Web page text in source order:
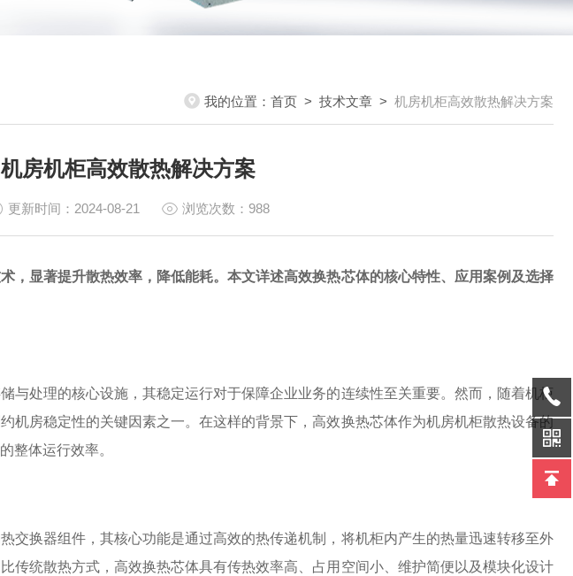
我的位置： 首页 > 技术文章 > 机房机柜高效散热解决方案
机房机柜高效散热解决方案
更新时间：2024-08-21 浏览次数：988
，显著提升散热效率，降低能耗。本文详述高效换热芯体的核心特性、应用案例及选择
与处理的核心设施，其稳定运行对于保障企业业务的连续性至关重要。然而，随着机柜
机房稳定性的关键因素之一。在这样的背景下，高效换热芯体作为机房机柜散热设备的
整体运行效率。
交换器组件，其核心功能是通过高效的热传递机制，将机柜内产生的热量迅速转移至外
传统散热方式，高效换热芯体具有传热效率高、占用空间小、维护简便以及模块化设计